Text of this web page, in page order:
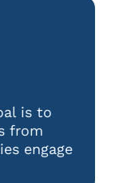
is to
from
engage